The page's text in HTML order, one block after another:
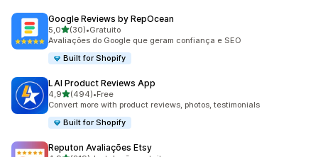
Google Reviews by RepOcean
5,0de 5 estrelas
(30)
30 total de avaliações
•Gratuito
Avaliações do Google que geram confiança e SEO
Built for Shopify
LAI Product Reviews App
4,9de 5 estrelas
(494)
494 total de avaliações
•Free
Convert more with product reviews, photos, testimonials
Built for Shopify
Reputon Avaliações Etsy